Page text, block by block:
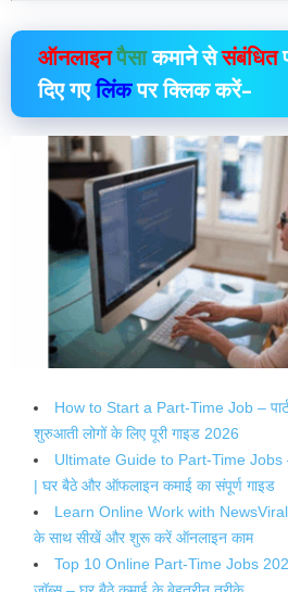
ऑनलाइनपैसाकमाने सेसंबंधित
दिए गएलिंकपर क्लिक करें–
How to Start a Part-Time Job –
शुरुआती लोगों के लिए पूरी गाइड 2026
Ultimate Guide to Part-Time Jobs –
| घर बैठे और ऑफलाइन कमाई का संपूर्ण गाइड
Learn Online Work with
के साथ सीखें और शुरू करें ऑनलाइन काम
Top 10 Online Part-Time Jobs